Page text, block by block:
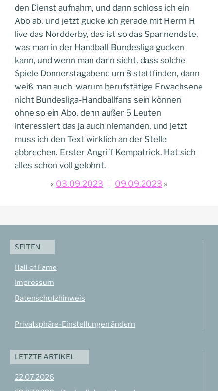
den Dienst aufnahm, und dann schloss ich ein
Abo ab, und jetzt gucke ich gerade mit Herrn H
live das Nordderby, das ist so das Spannendste,
was man in der Handball-Bundesliga gucken
kann, und wenn man dann sieht, dass solche
Spiele Donnerstagabend um 8 stattfinden, dann
weiß man auch, warum berufstätige Erwachsene
nicht Bundesliga-Handballfans sein können,
ohne so ein Abo, denn außer 5 Leuten
interessiert das ja auch niemanden, und jetzt
muss ich den Text wirklich an der Stelle
abbrechen. Erster Angriff Kempatrick. Hat sich
alles schon voll gelohnt.
03.09.2023
09.09.2023
SEITEN
Hall of Fame
Impressum
Datenschutzhinweis
Privatsphäre-Einstellungen ändern
LETZTE ARTIKEL
22.07.2026